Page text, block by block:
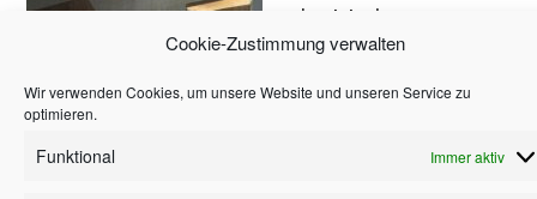
Cookie-Zustimmung verwalten
Wir verwenden Cookies, um unsere Website und unseren Service zu
optimieren.
Funktional Immer aktiv
lateinischen
Bezeichnung dieses
Baumes geschmückt wurde. Harald Türke zeigt
ausschließlich einheimische Hölzer Ergänzt wird die
Ausstellung durch Bilder von Bäumen und